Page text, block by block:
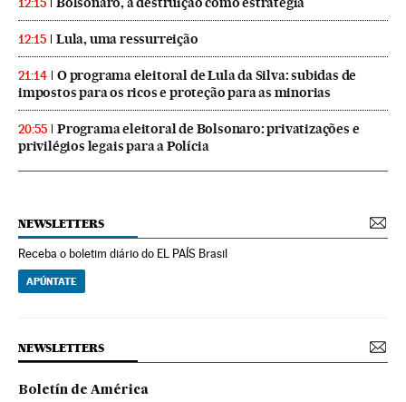
12:15
12:15 Lula, uma ressurreição
21:14
O programa eleitoral de Lula da Silva: subidas de
impostos para os ricos e proteção para as minorias
20:55
Programa eleitoral de Bolsonaro: privatizações e
privilégios legais para a Polícia
NEWSLETTERS
Receba o boletim diário do EL PAÍS Brasil
APÚNTATE
NEWSLETTERS
Boletín de América